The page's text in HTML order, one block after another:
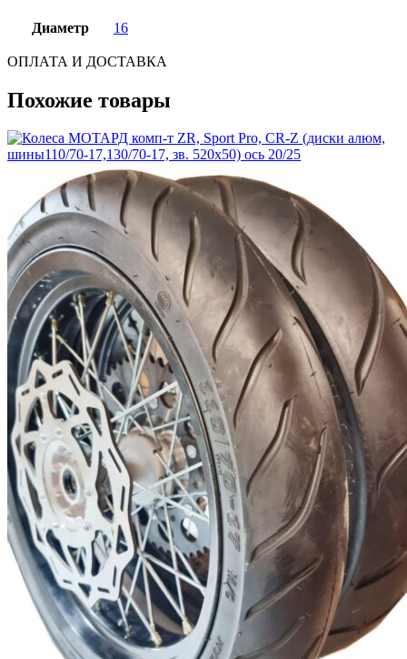
Диаметр 16
ОПЛАТА И ДОСТАВКА
Похожие товары